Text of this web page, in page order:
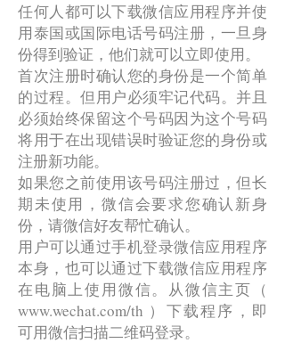
任何人都可以下载微信应用程序并使
用泰国或国际电话号码注册，一旦身
份得到验证，他们就可以立即使用。
首次注册时确认您的身份是一个简单
的过程。但用户必须牢记代码。并且
必须始终保留这个号码因为这个号码
将用于在出现错误时验证您的身份或
注册新功能。
如果您之前使用该号码注册过，但长
期未使用，微信会要求您确认新身
份，请微信好友帮忙确认。
用户可以通过手机登录微信应用程序
本身，也可以通过下载微信应用程序
在电脑上使用微信。从微信主页（
www.wechat.com/th ）下载程序，即
可用微信扫描二维码登录。